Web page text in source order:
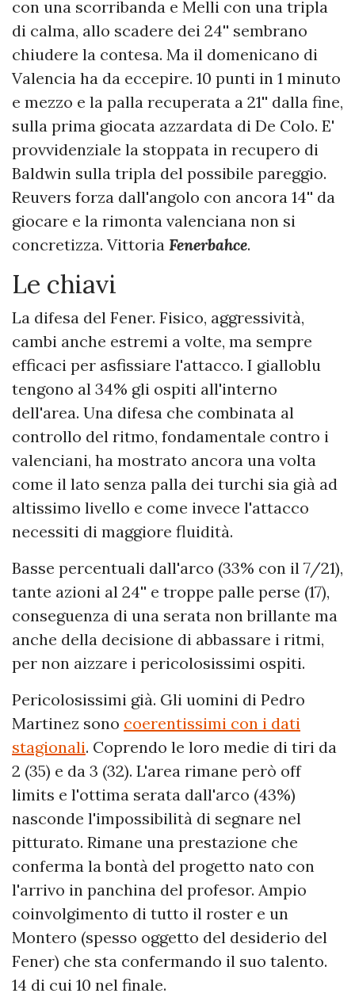
con una scorribanda e Melli con una tripla
di calma, allo scadere dei 24'' sembrano
chiudere la contesa. Ma il domenicano di
Valencia ha da eccepire. 10 punti in 1 minuto
e mezzo e la palla recuperata a 21'' dalla fine,
sulla prima giocata azzardata di De Colo. E'
provvidenziale la stoppata in recupero di
Baldwin sulla tripla del possibile pareggio.
Reuvers forza dall'angolo con ancora 14'' da
giocare e la rimonta valenciana non si
concretizza. Vittoria Fenerbahce.
Le chiavi
La difesa del Fener. Fisico, aggressività,
cambi anche estremi a volte, ma sempre
efficaci per asfissiare l'attacco. I gialloblu
tengono al 34% gli ospiti all'interno
dell'area. Una difesa che combinata al
controllo del ritmo, fondamentale contro i
valenciani, ha mostrato ancora una volta
come il lato senza palla dei turchi sia già ad
altissimo livello e come invece l'attacco
necessiti di maggiore fluidità.
Basse percentuali dall'arco (33% con il 7/21),
tante azioni al 24'' e troppe palle perse (17),
conseguenza di una serata non brillante ma
anche della decisione di abbassare i ritmi,
per non aizzare i pericolosissimi ospiti.
Pericolosissimi già. Gli uomini di Pedro
Martinez sono coerentissimi con i dati
stagionali. Coprendo le loro medie di tiri da
2 (35) e da 3 (32). L'area rimane però off
limits e l'ottima serata dall'arco (43%)
nasconde l'impossibilità di segnare nel
pitturato. Rimane una prestazione che
conferma la bontà del progetto nato con
l'arrivo in panchina del profesor. Ampio
coinvolgimento di tutto il roster e un
Montero (spesso oggetto del desiderio del
Fener) che sta confermando il suo talento.
14 di cui 10 nel finale.